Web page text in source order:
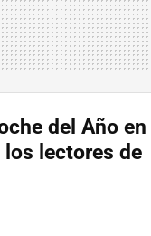
del Año en
los lectores de